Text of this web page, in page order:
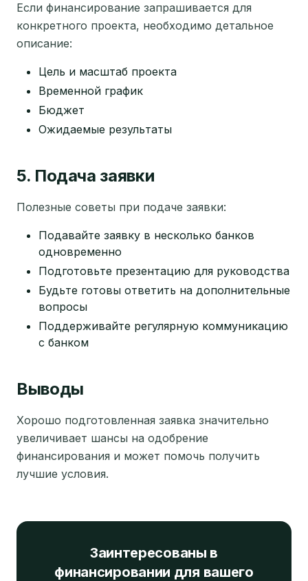
Если финансирование запрашивается для
конкретного проекта, необходимо детальное
описание:
Цель и масштаб проекта
Временной график
Бюджет
Ожидаемые результаты
5. Подача заявки
Полезные советы при подаче заявки:
Подавайте заявку в несколько банков
одновременно
Подготовьте презентацию для руководства
Будьте готовы ответить на дополнительные
вопросы
Поддерживайте регулярную коммуникацию
с банком
Выводы
Хорошо подготовленная заявка значительно
увеличивает шансы на одобрение
финансирования и может помочь получить
лучшие условия.
Заинтересованы в
финансировании для вашего